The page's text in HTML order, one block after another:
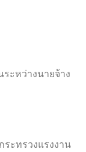
ะหว่างนายจ้าง
ะทรวงแรงงาน